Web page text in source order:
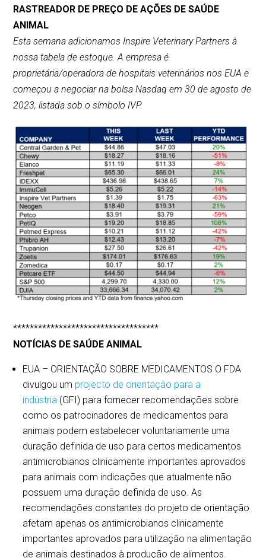
RASTREADOR DE PREÇO DE AÇÕES DE SAÚDE
ANIMAL
Esta semana adicionamos Inspire Veterinary Partners à
nossa tabela de estoque. A empresa é
proprietária/operadora de hospitais veterinários nos EUA e
começou a negociar na bolsa Nasdaq em 30 de agosto de
2023, listada sob o símbolo IVP.
***********************************
NOTÍCIAS DE SAÚDE ANIMAL
EUA – ORIENTAÇÃO SOBRE MEDICAMENTOS O FDA
divulgou um projecto de orientação para a
indústria (GFI) para fornecer recomendações sobre
como os patrocinadores de medicamentos para
animais podem estabelecer voluntariamente uma
duração definida de uso para certos medicamentos
antimicrobianos clinicamente importantes aprovados
para animais com indicações que atualmente não
possuem uma duração definida de uso. As
recomendações constantes do projeto de orientação
afetam apenas os antimicrobianos clinicamente
importantes aprovados para utilização na alimentação
de animais destinados à produção de alimentos.